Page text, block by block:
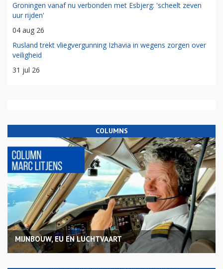
Groningen vanaf nu verbonden met Esbjerg: 'scheelt zeven
uur rijden'
04 aug 26
Rusland trekt vliegvergunning Izhavia in wegens zorgen over
veiligheid
31 jul 26
COLUMNS
MIJNBOUW, EU EN LUCHTVAART